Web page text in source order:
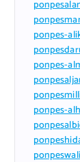
ponpes-
ponpes-
ponpes-